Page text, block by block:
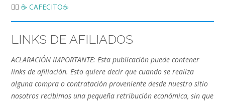
👉🏻 ☕️ CAFECITO☕️
LINKS DE AFILIADOS
ACLARACIÓN IMPORTANTE: Esta publicación puede contener
links de afiliación. Esto quiere decir que cuando se realiza
alguna compra o contratación proveniente desde nuestro sitio
nosotros recibimos una pequeña retribución económica, sin que